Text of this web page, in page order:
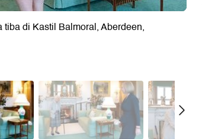
di Kastil Balmoral, Aberdeen,